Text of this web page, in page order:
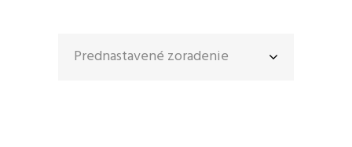
Prednastavené zoradenie